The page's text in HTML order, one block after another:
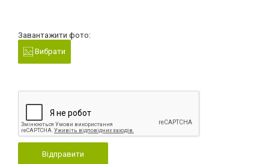
Завантажити фото:
Вибрати
Відправити